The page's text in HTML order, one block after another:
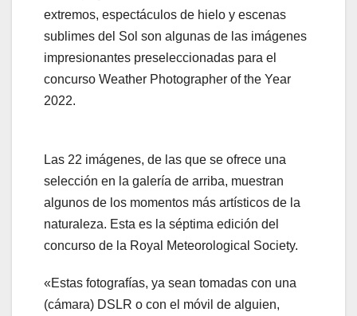
extremos, espectáculos de hielo y escenas
sublimes del Sol son algunas de las imágenes
impresionantes preseleccionadas para el
concurso Weather Photographer of the Year
2022.
Las 22 imágenes, de las que se ofrece una
selección en la galería de arriba, muestran
algunos de los momentos más artísticos de la
naturaleza. Esta es la séptima edición del
concurso de la Royal Meteorological Society.
«Estas fotografías, ya sean tomadas con una
(cámara) DSLR o con el móvil de alguien,